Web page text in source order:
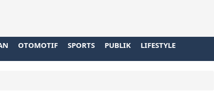
OTOMOTIF SPORTS PUBLIK LIFESTYLE